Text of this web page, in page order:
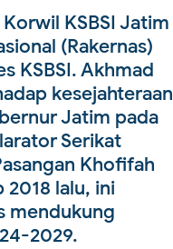
KSBSI Jatim
(Rakernas)
KSBSI. Akhmad
kesejahteraan
Jatim pada
Serikat
Khofifah
2018 lalu, ini
mendukung
2029.